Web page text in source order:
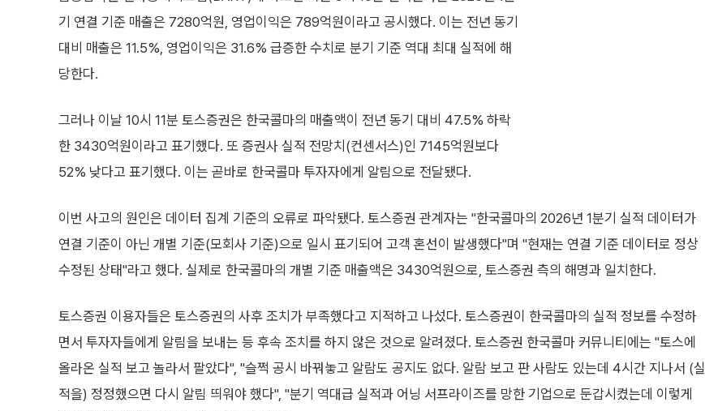
기 연결 기준 매출은 7280억원, 영업이익은 789억원이라고 공시했다. 이는 전년 동기
대비 매출은 11.5%, 영업이익은 31.6% 급증한 수치로 분기 기준 역대 최대 실적에 해
당한다.
그러나 이날 10시 11분 토스증권은 한국콜마의 매출액이 전년 동기 대비 47.5% 하락
한 3430억원이라고 표기했다. 또 증권사 실적 전망치(컨센서스)인 7145억원보다
52% 낮다고 표기했다. 이는 곧바로 한국콜마 투자자에게 알림으로 전달됐다.
이번 사고의 원인은 데이터 집계 기준의 오류로 파악됐다. 토스증권 관계자는 "한국콜마의 2026년 1분기 실적 데이터가
연결 기준이 아닌 개별 기준(모회사 기준)으로 일시 표기되어 고객 혼선이 발생했다"며 "현재는 연결 기준 데이터로 정상
수정된 상태"라고 했다. 실제로 한국콜마의 개별 기준 매출액은 3430억원으로, 토스증권 측의 해명과 일치한다.
토스증권 이용자들은 토스증권의 사후 조치가 부족했다고 지적하고 나섰다. 토스증권이 한국콜마의 실적 정보를 수정하
면서 투자자들에게 알림을 보내는 등 후속 조치를 하지 않은 것으로 알려졌다. 토스증권 한국콜마 커뮤니티에는 "토스에
올라온 실적 보고 놀라서 팔았다", "슬쩍 공시 바꿔놓고 알람도 공지도 없다. 알람 보고 판 사람도 있는데 4시간 지나서 (실
적을) 정정했으면 다시 알림 띄워야 했다", "분기 역대급 실적과 어닝 서프라이즈를 망한 기업으로 둔갑시켰는데 이렇게